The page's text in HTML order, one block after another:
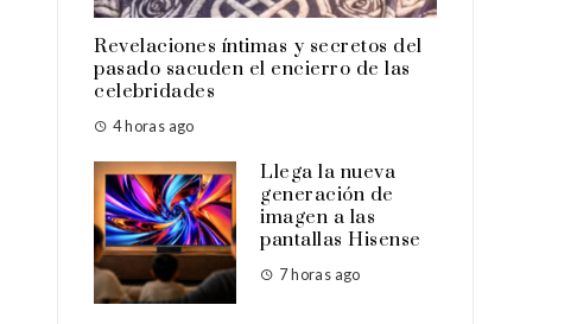
Revelaciones íntimas y secretos del
pasado sacuden el encierro de las
celebridades
4 horas ago
Llega la nueva
generación de
imagen a las
pantallas Hisense
7 horas ago